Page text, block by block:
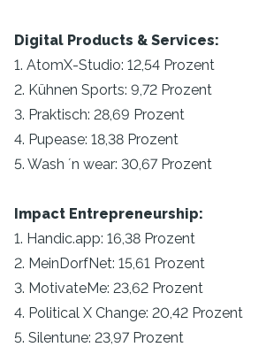
Digital Products & Services:
1. AtomX-Studio: 12,54 Prozent
2. Kühnen Sports: 9,72 Prozent
3. Praktisch: 28,69 Prozent
4. Pupease: 18,38 Prozent
5. Wash ´n wear: 30,67 Prozent
Impact Entrepreneurship:
1. Handic.app: 16,38 Prozent
2. MeinDorfNet: 15,61 Prozent
3. MotivateMe: 23,62 Prozent
4. Political X Change: 20,42 Prozent
5. Silentune: 23,97 Prozent